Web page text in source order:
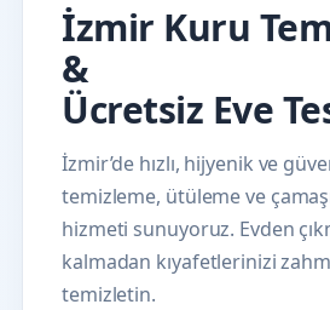
İzmir Kuru
&
Ücretsiz Eve
İzmir’de hızlı, hijyenik ve
temizleme, ütüleme ve
hizmeti sunuyoruz. Evden
kalmadan kıyafetlerinizi
temizletin.